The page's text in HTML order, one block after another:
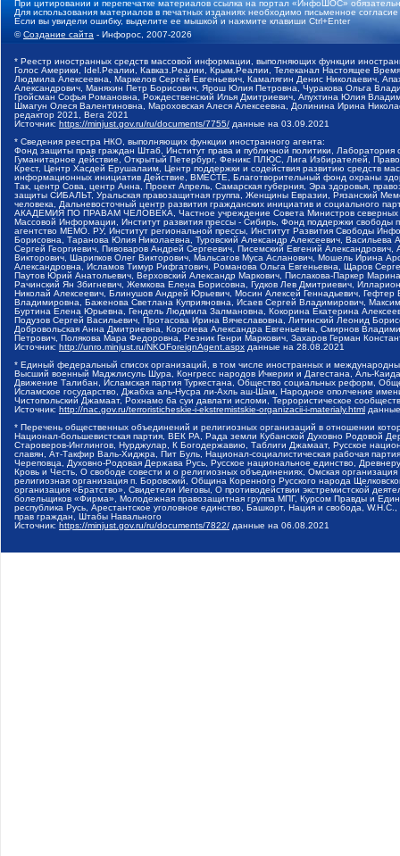
При цитировании и перепечатке материалов ссылка на портал «ИнфоШОС»
Для использования материалов в печатных изданиях необходимо письменное
Если вы увидели ошибку, выделите ее мышкой и нажмите клавиши Ctrl+Enter
©Создание сайта - Инфорос, 2007-2026
* Реестр иностранных средств массовой информации, выполняющих функции
Голос Америки, Idel.Реалии, Кавказ.Реалии, Крым.Реалии, Телеканал Настоящее
Людмила Алексеевна, Маркелов Сергей Евгеньевич, Камалягин Денис Николаевич,
Александрович, Маняхин Петр Борисович, Ярош Юлия Петровна, Чуракова Ольга
Гройсман Софья Романовна, Рождественский Илья Дмитриевич, Апухтина Юлия
Шмагун Олеся Валентиновна, Мароховская Алеся Алексеевна, Долинина Ирина
редактор 2021, Вега 2021
Источник: https://minjust.gov.ru/ru/documents/7755/ данные на 03.09.2021
* Сведения реестра НКО, выполняющих функции иностранного агента:
Фонд защиты прав граждан Штаб, Институт права и публичной политики,
Гуманитарное действие, Открытый Петербург, Феникс ПЛЮС, Лига Избирателей,
Крест, Центр Хасдей Ерушалаим, Центр поддержки и содействия развитию средств
информационных инициатив Действие, ВМЕСТЕ, Благотворительный фонд охраны
Так, центр Сова, центр Анна, Проект Апрель, Самарская губерния, Эра здоровья,
защиты СИБАЛЬТ, Уральская правозащитная группа, Женщины Евразии, Рязанский
человека, Дальневосточный центр развития гражданских инициатив и социального
АКАДЕМИЯ ПО ПРАВАМ ЧЕЛОВЕКА, Частное учреждение Совета Министров северных
Массовой Информации, Институт развития прессы - Сибирь, Фонд поддержки
агентство МЕМО. РУ, Институт региональной прессы, Институт Развития Свободы
Борисовна, Таранова Юлия Николаевна, Туровский Александр Алексеевич,
Сергей Георгиевич, Пивоваров Андрей Сергеевич, Писемский Евгений
Викторович, Шарипков Олег Викторович, Мальсагов Муса Асланович, Мошель Ирина
Александровна, Исламов Тимур Рифгатович, Романова Ольга Евгеньевна, Щаров
Паутов Юрий Анатольевич, Верховский Александр Маркович, Пислакова-Паркер
Рачинский Ян Збигневич, Жемкова Елена Борисовна, Гудков Лев Дмитриевич,
Николай Алексеевич, Блинушов Андрей Юрьевич, Мосин Алексей Геннадьевич,
Владимировна, Баженова Светлана Куприяновна, Исаев Сергей Владимирович,
Буртина Елена Юрьевна, Гендель Людмила Залмановна, Кокорина Екатерина
Подузов Сергей Васильевич, Протасова Ирина Вячеславовна, Литинский Леонид
Добровольская Анна Дмитриевна, Королева Александра Евгеньевна, Смирнов
Петрович, Полякова Мара Федоровна, Резник Генри Маркович, Захаров Герман
Источник: http://unro.minjust.ru/NKOForeignAgent.aspx данные на 28.08.2021
* Единый федеральный список организаций, в том числе иностранных и
Высший военный Маджлисуль Шура, Конгресс народов Ичкерии и Дагестана, Аль-
Движение Талибан, Исламская партия Туркестана, Общество социальных реформ,
Исламское государство, Джабха аль-Нусра ли-Ахль аш-Шам, Народное ополчение
Чистопольский Джамаат, Рохнамо ба суи давлати исломи, Террористическое
Источник: http://nac.gov.ru/terroristicheskie-i-ekstremistskie-organizacii-i-materialy.html
* Перечень общественных объединений и религиозных организаций в отношении
Национал-большевистская партия, ВЕК РА, Рада земли Кубанской Духовно Родовой
Староверов-Инглингов, Нурджулар, К Богодержавию, Таблиги Джамаат, Русское
славян, Ат-Такфир Валь-Хиджра, Пит Буль, Национал-социалистическая рабочая
Череповца, Духовно-Родовая Держава Русь, Русское национальное единство,
Кровь и Честь, О свободе совести и о религиозных объединениях, Омская
религиозная организация п. Боровский, Община Коренного Русского народа
организация «Братство», Свидетели Иеговы, О противодействии экстремистской
болельщиков «Фирма», Молодежная правозащитная группа МПГ, Курсом Правды и
республика Русь, Арестантское уголовное единство, Башкорт, Нация и свобода,
прав граждан, Штабы Навального
Источник: https://minjust.gov.ru/ru/documents/7822/ данные на 06.08.2021